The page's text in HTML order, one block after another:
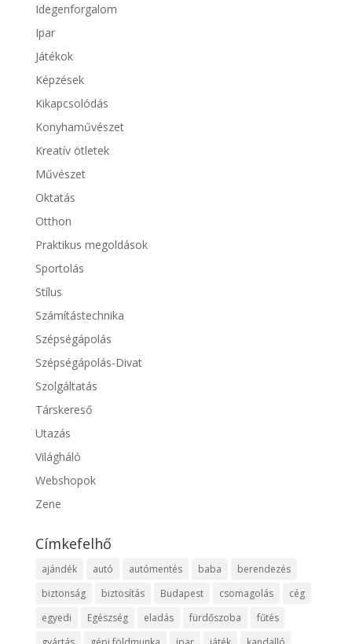
Idegenforgalom
Ipar
Játékok
Képzések
Kikapcsolódás
Konyhaművészet
Kreatív ötletek
Művészet
Oktatás
Otthon
Praktikus megoldások
Sportolás
Stílus
Számítástechnika
Szépségápolás
Szépségápolás-Divat
Szolgáltatás
Társkereső
Utazás
Világháló
Webshopok
Zene
Címkefelhő
ajándék autó autómentés baba
berendezés
biztonság
biztosítás Budapest csomagolás
cég
egyedi
Egészség eladás fürdőszoba
fűtés